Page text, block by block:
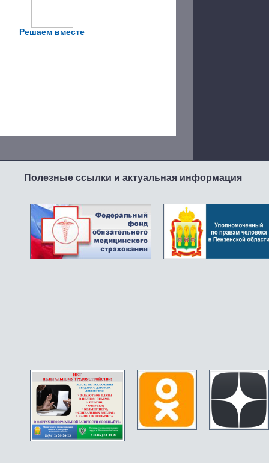
Решаем вместе
Полезные ссылки и актуальная информация